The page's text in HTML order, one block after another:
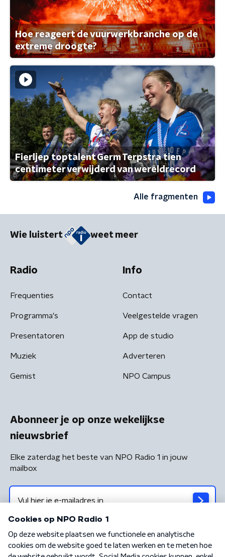
Hoe reageert de vuurwerkbranche op de
extreme droogte?
Fierljep toptalent Germ Terpstra tien
centimeter verwijderd van wereldrecord
Alle fragmenten
Wie luistert weet meer
Radio
Frequenties
Programma's
Presentatoren
Muziek
Gemist
Info
Contact
Veelgestelde vragen
App de studio
Adverteren
NPO Campus
Abonneer je op onze wekelijkse
nieuwsbrief
Elke zaterdag het beste van NPO Radio 1 in jouw
mailbox